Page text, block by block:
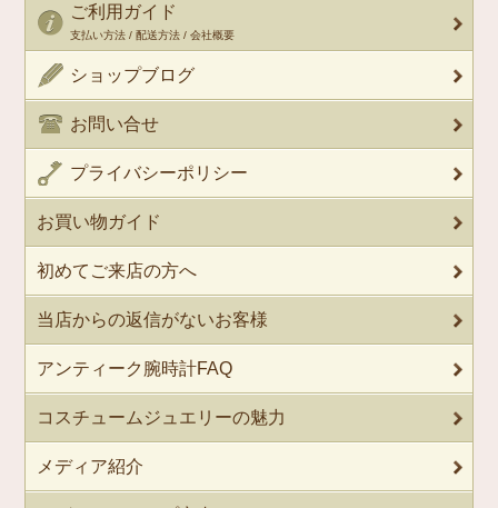
ご利用ガイド
支払い方法 / 配送方法 / 会社概要
ショップブログ
お問い合せ
プライバシーポリシー
お買い物ガイド
初めてご来店の方へ
当店からの返信がないお客様
アンティーク腕時計FAQ
コスチュームジュエリーの魅力
メディア紹介